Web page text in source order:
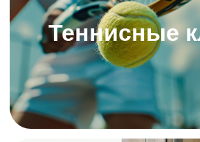
Эти проблемы тоже
тормозят развитие
вашего центра?
Вы управляете клубом, студией или секцией и
знаете: чем больше клиентов, тем сложнее всё
контролировать. Каждый день приходится решать
десятки задач и «гасить пожары». Но так хочется
не просто «выживать», а управлять уверенно
развивающимся бизнесом. Многие владельцы